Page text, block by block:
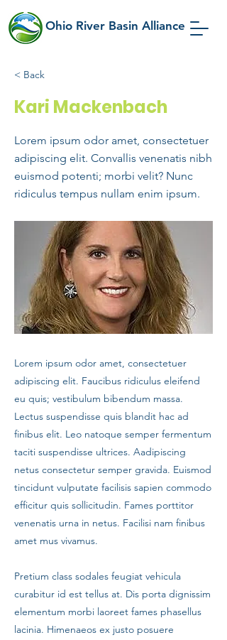
Ohio River Basin Alliance
< Back
Kari Mackenbach
Lorem ipsum odor amet, consectetuer
adipiscing elit. Convallis venenatis nibh
euismod potenti; morbi velit? Nunc
ridiculus tempus nullam enim ipsum.
Lorem ipsum odor amet, consectetuer
adipiscing elit. Faucibus ridiculus eleifend
eu quis; vestibulum bibendum massa.
Lectus suspendisse quis blandit hac ad
finibus elit. Leo natoque semper fermentum
taciti suspendisse ultrices. Aadipiscing
netus consectetur semper gravida. Euismod
tincidunt vulputate facilisis sapien commodo
efficitur quis sollicitudin. Fames porttitor
venenatis urna in netus. Facilisi nam finibus
amet mus vivamus.
Pretium class sodales feugiat vehicula
curabitur id est tellus at. Dis porta dignissim
elementum morbi laoreet fames phasellus
lacinia. Himenaeos ex justo posuere